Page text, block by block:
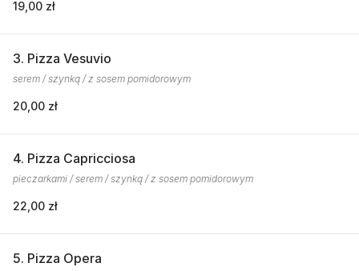
19,00 zł
3. Pizza Vesuvio
serem / szynką / z sosem pomidorowym
20,00 zł
4. Pizza Capricciosa
pieczarkami / serem / szynką / z sosem pomidorowym
22,00 zł
5. Pizza Opera